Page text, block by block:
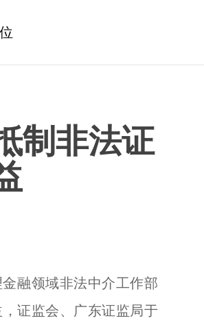
制非法证
融领域非法中介工作部
证监会、广东证监局于